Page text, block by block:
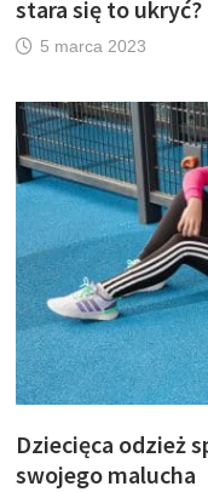
stara się to ukryć?
5 marca 2023
Dziecięca odzież
swojego malucha